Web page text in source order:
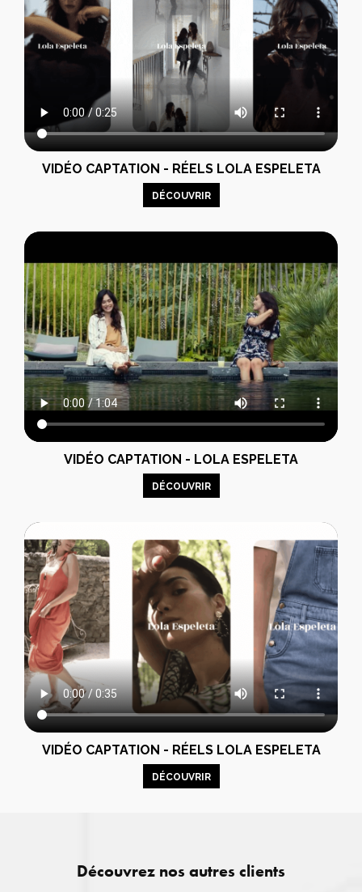
VIDÉO CAPTATION - RÉELS LOLA ESPELETA
DÉCOUVRIR
VIDÉO CAPTATION - LOLA ESPELETA
DÉCOUVRIR
VIDÉO CAPTATION - RÉELS LOLA ESPELETA
DÉCOUVRIR
Découvrez nos autres clients